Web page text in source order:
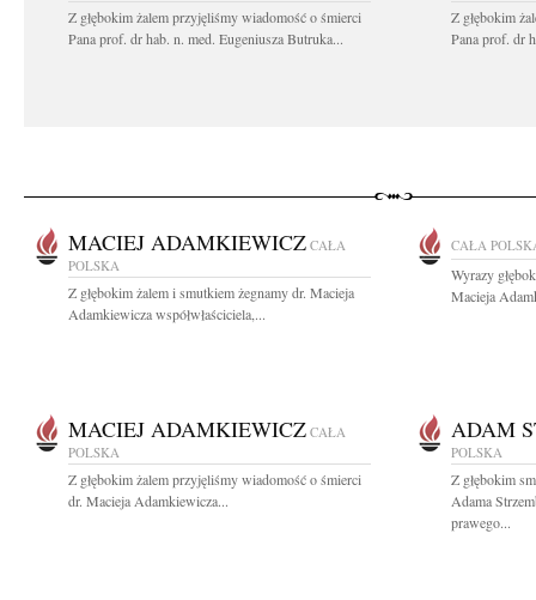
Z głębokim żalem przyjęliśmy wiadomość o śmierci
Pana prof. dr hab. n. med. Eugeniusza Butruka...
Z głębokim
Pana prof. dr
MACIEJ ADAMKIEWICZ CAŁA
POLSKA
Z głębokim żalem i smutkiem żegnamy dr. Macieja
Adamkiewicza współwłaściciela,...
CAŁA
Wyrazy
Macieja
MACIEJ ADAMKIEWICZ CAŁA
POLSKA
Z głębokim żalem przyjęliśmy wiadomość o śmierci
dr. Macieja Adamkiewicza...
ADAM
POLSKA
Z głębokim
Adama
prawego...